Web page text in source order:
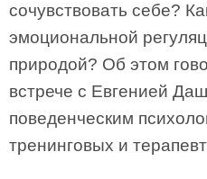
сочувствовать себе?
эмоциональной
природой? Об этом
встрече с Евгенией
поведенческим
тренинговых и